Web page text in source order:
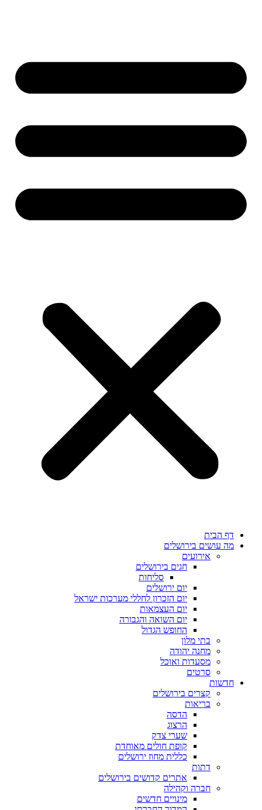
דף הבית
מה עושים בירושלים
אירועים
חגים בירושלים
סליחות
יום ירושלים
יום הזכרון לחללי מערכות ישראל
יום העצמאות
יום השואה והגבורה
החופש הגדול
בתי מלון
מחנה יהודה
מסעדות ואוכל
סרטים
חדשות
קצרים בירושלים
בריאות
הדסה
הרצוג
שערי צדק
קופת חולים מאוחדת
כללית מחוז ירושלים
דתות
אתרים קדושים בירושלים
חברה וקהילה
מינויים חדשים